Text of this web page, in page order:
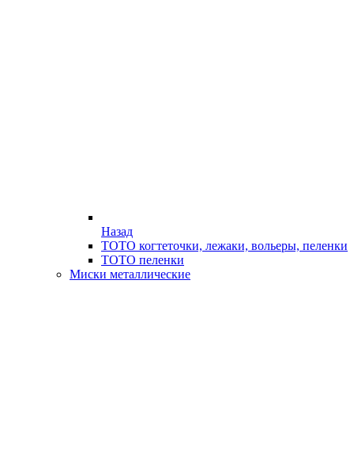
Назад
ТОТО когтеточки, лежаки, вольеры, пеленки
ТОТО пеленки
Миски металлические